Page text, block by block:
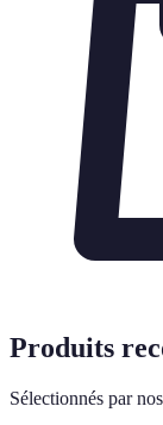
Produits
Sélectionnés par